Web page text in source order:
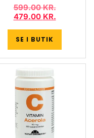
599.00KR.
479.00 KR.
SE I BUTIK